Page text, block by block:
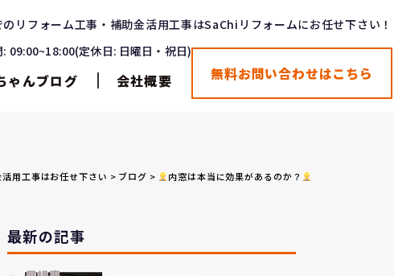
のリフォーム工事・補助金活用工事はSaChiリフォームにお任せ下さい！
: 09:00~18:00(定休日: 日曜日・祝日)
ゃんブログ 会社概要 無料お問い合わせはこちら
用工事はお任せ下さい > ブログ > 内窓は本当に効果があるのか？
最新の記事